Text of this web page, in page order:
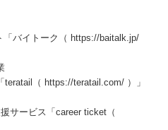
「バイトーク（ https://baitalk.jp/
（ https://teratail.com/ ）」
サービス「career ticket（